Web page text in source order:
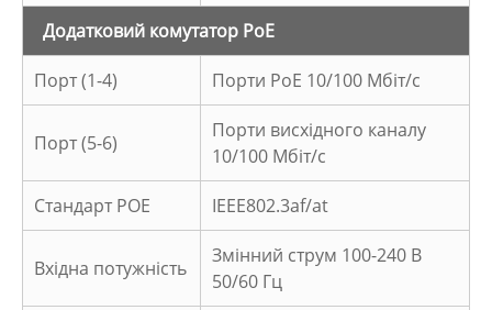
Додатковий комутатор PoE
Порт (1-4) Порти PoE 10/100 Мбіт/с
Порт (5-6)
Порти висхідного каналу
10/100 Мбіт/с
Стандарт POE IEEE802.3af/at
Вхідна потужність
Змінний струм 100-240 В
50/60 Гц